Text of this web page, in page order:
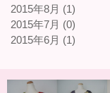
2015年8月 (1)
2015年7月 (0)
2015年6月 (1)